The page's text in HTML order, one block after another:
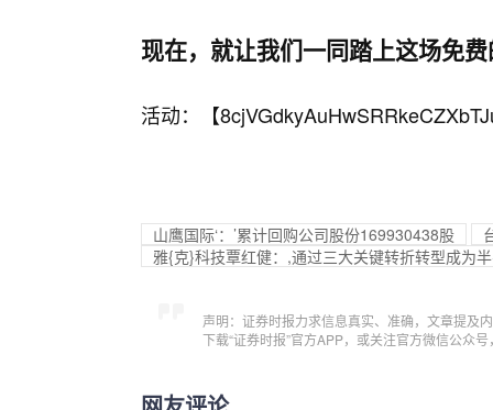
现在，就让我们一同踏上这场免
活动：【
山鹰国际‘：’累计回购公司股份169930438股
雅{克}科技覃红健：,通过三大关键转折转型成为
声明：证券时报力求信息真实、准确，文章提及
下载“证券时报”官方APP，或关注官方微信公众